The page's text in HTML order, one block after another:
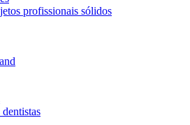
profissionais sólidos